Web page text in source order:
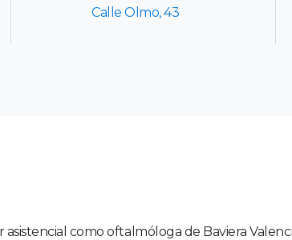
Calle Olmo, 43
como oftalmóloga de Baviera